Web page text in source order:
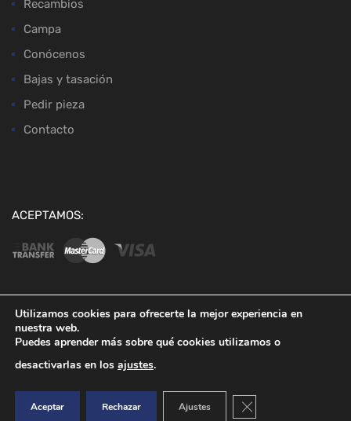
Recambios
Campa
Conócenos
Bajas y tasación
Pedir pieza
Contacto
ACEPTAMOS:
Utilizamos cookies para ofrecerte la mejor experiencia en
nuestra web.
Puedes aprender más sobre qué cookies utilizamos o
desactivarlas en los ajustes.
Aceptar Rechazar Ajustes Cerrar el banner de